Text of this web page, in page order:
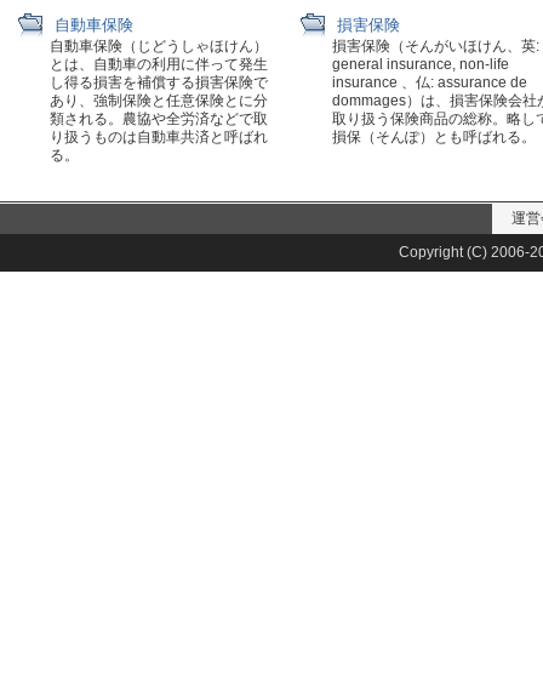
自動車保険
自動車保険（じどうしゃほけん）
とは、自動車の利用に伴って発生
し得る損害を補償する損害保険で
あり、強制保険と任意保険とに分
類される。農協や全労済などで取
り扱うものは自動車共済と呼ばれ
る。
損害保険
損害保険（そんがいほけん、英:
general insurance, non-life
insurance 、仏: assurance de
dommages）は、損害保険会社
取り扱う保険商品の総称。略し
損保（そんぽ）とも呼ばれる。
運
Copyright (C) 2006-